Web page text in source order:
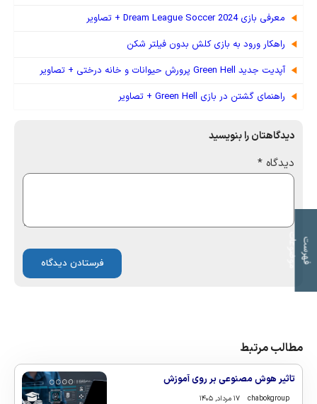
ف
ه
ر
س
ت
م
و
ض
و
ع
ات
معرفی بازی Dream League Soccer 2024 + تصاویر
راهکار ورود به بازی کلش بدون فیلتر شکن
آپدیت جدید Green Hell پرورش حیوانات و خانه درختی + تصاویر
راهنمای گشتن در بازی Green Hell + تصاویر
دیدگاهتان را بنویسید
دیدگاه *
مطالب مرتبط
تاثیر هوش مصنوعی بر روی آموزش
chabokgroup ۱۷ مرداد, ۱۴۰۵